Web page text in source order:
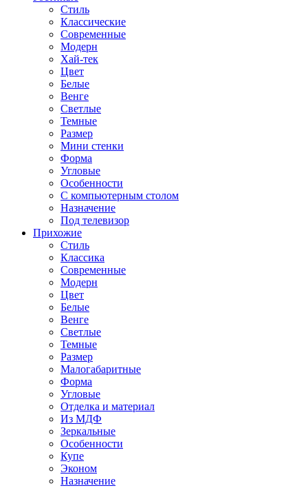
Стиль
Классические
Современные
Модерн
Хай-тек
Цвет
Белые
Венге
Светлые
Темные
Размер
Мини стенки
Форма
Угловые
Особенности
С компьютерным столом
Назначение
Под телевизор
Прихожие
Стиль
Классика
Современные
Модерн
Цвет
Белые
Венге
Светлые
Темные
Размер
Малогабаритные
Форма
Угловые
Отделка и материал
Из МДФ
Зеркальные
Особенности
Купе
Эконом
Назначение